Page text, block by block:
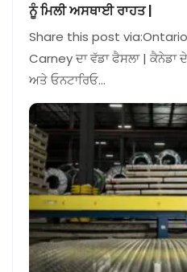
ਨੂੰ ਮਿਲੀ ਅਸਥਾਈ ਰਾਹਤ |
Share this post
Carney ਦਾ ਵੱਡਾ ਫੈਸਲਾ | ਕੈਨੇਡਾ
ਅਤੇ ਓਨਟਾਰਿਓ…